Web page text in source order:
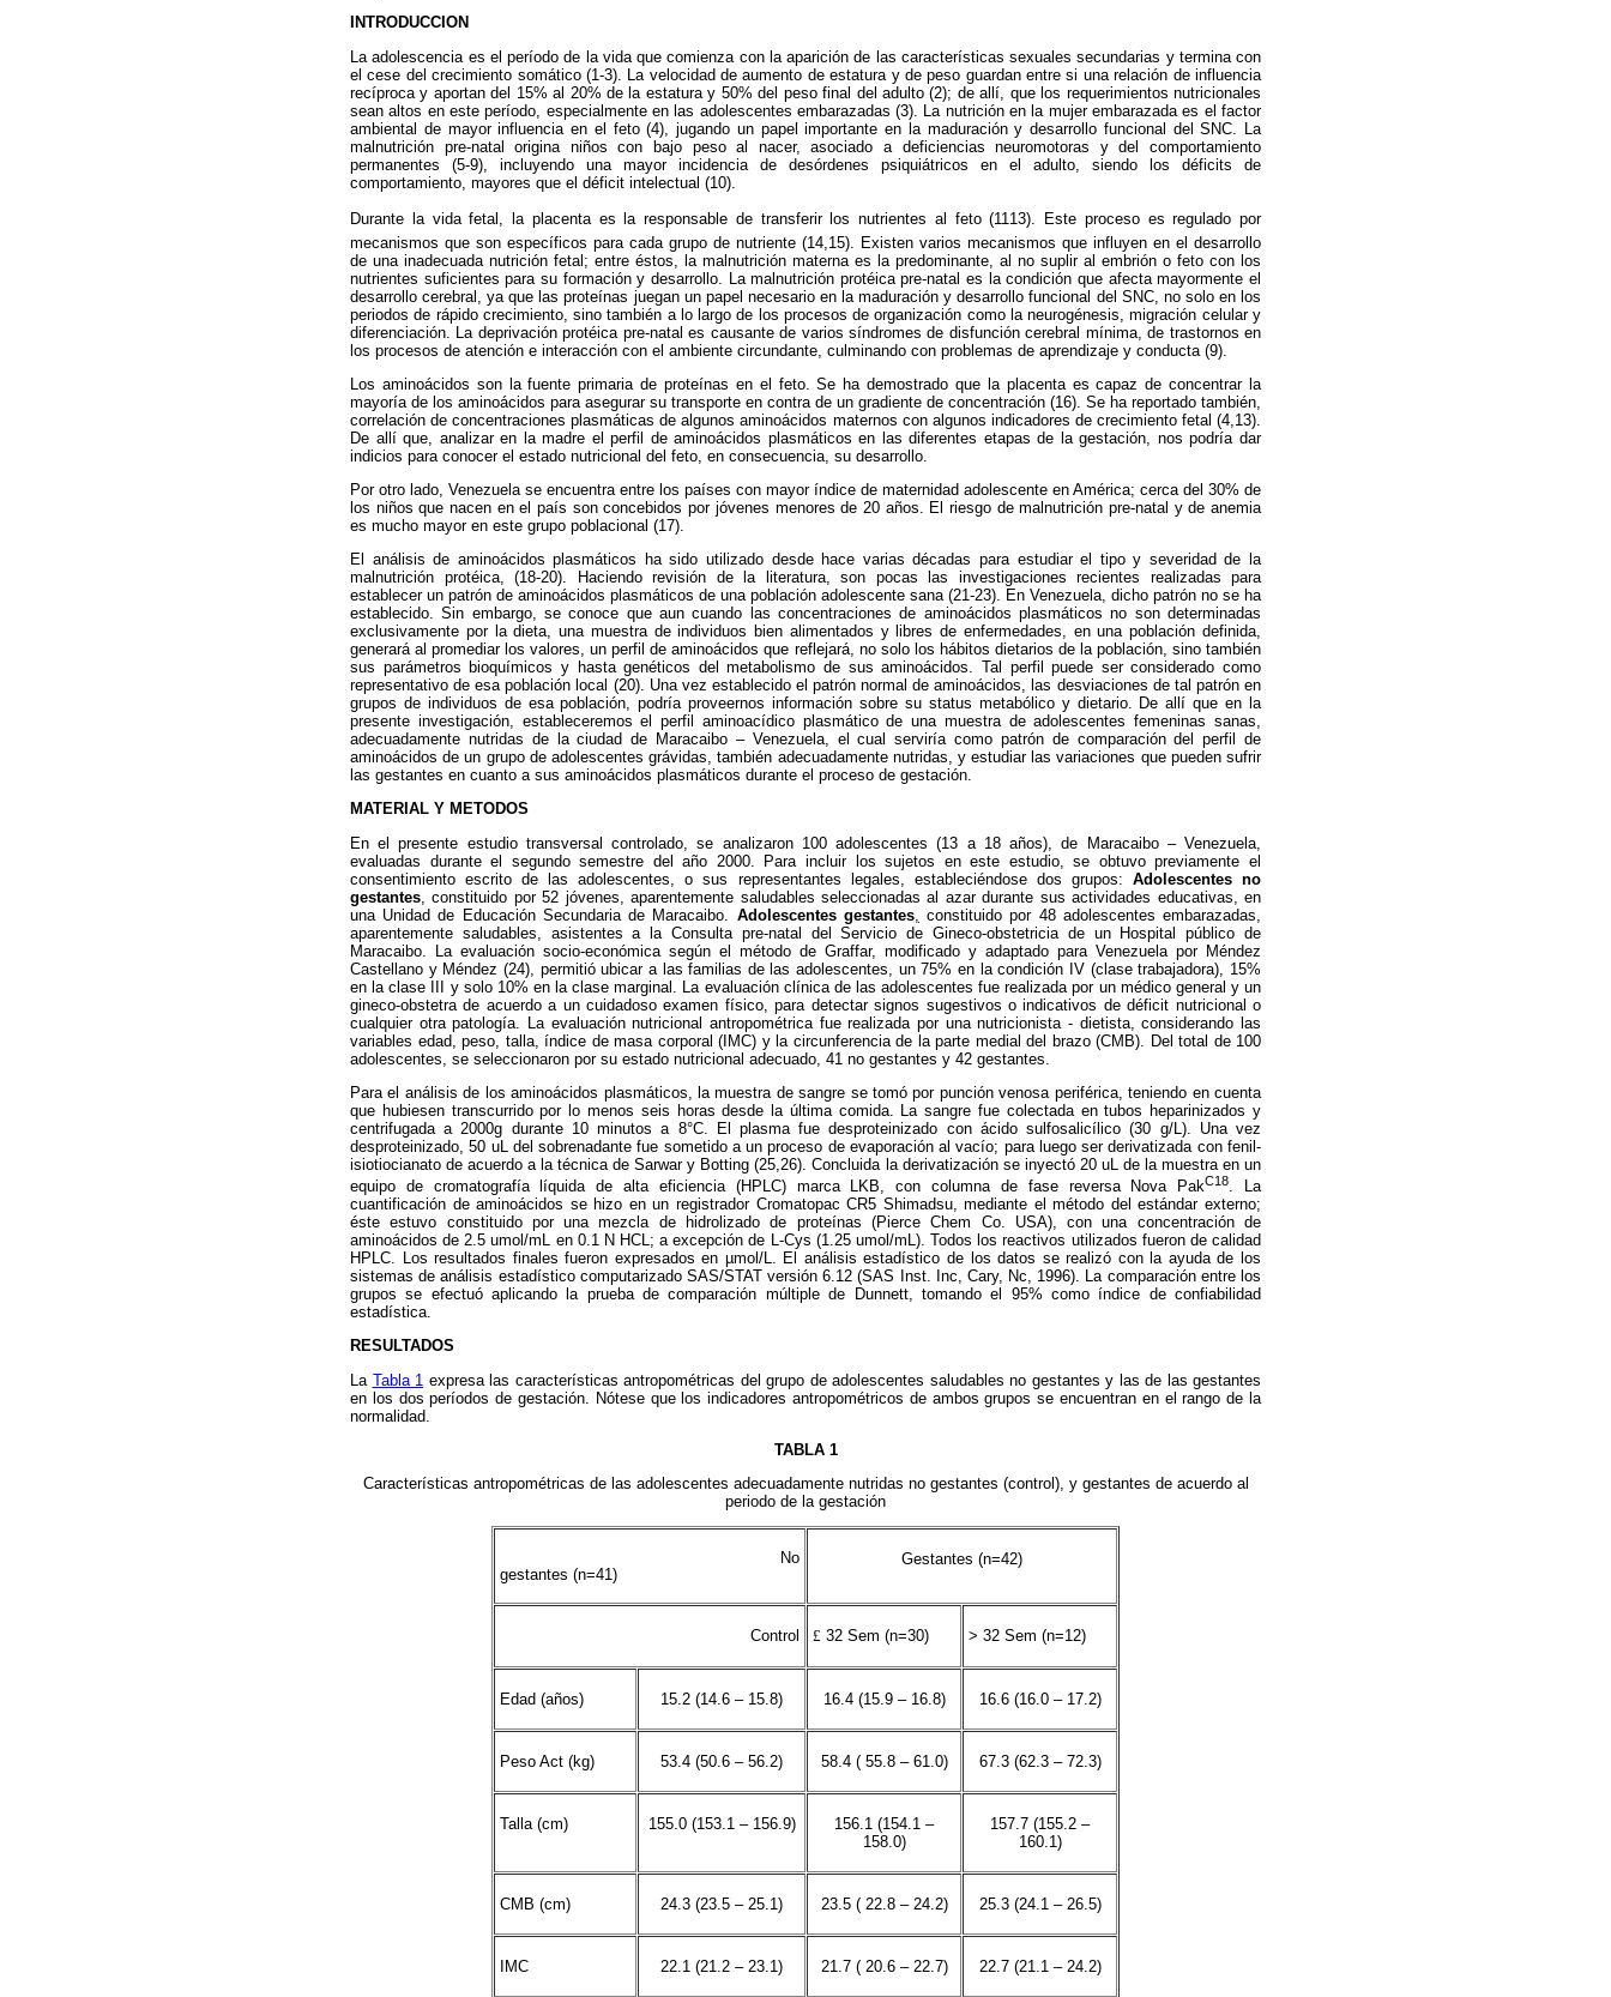
INTRODUCCION
La adolescencia es el período de la vida que comienza con la aparición de las características sexuales secundarias y termina con
el cese del crecimiento somático (1-3). La velocidad de aumento de estatura y de peso guardan entre si una relación de influencia
recíproca y aportan del 15% al 20% de la estatura y 50% del peso final del adulto (2); de allí, que los requerimientos nutricionales
sean altos en este período, especialmente en las adolescentes embarazadas (3). La nutrición en la mujer embarazada es el factor
ambiental de mayor influencia en el feto (4), jugando un papel importante en la maduración y desarrollo funcional del SNC. La
malnutrición pre-natal origina niños con bajo peso al nacer, asociado a deficiencias neuromotoras y del comportamiento
permanentes (5-9), incluyendo una mayor incidencia de desórdenes psiquiátricos en el adulto, siendo los déficits de
comportamiento, mayores que el déficit intelectual (10).
Durante la vida fetal, la placenta es la responsable de transferir los nutrientes al feto (1113). Este proceso es regulado por
mecanismos que son específicos para cada grupo de nutriente (14,15). Existen varios mecanismos que influyen en el desarrollo
de una inadecuada nutrición fetal; entre éstos, la malnutrición materna es la predominante, al no suplir al embrión o feto con los
nutrientes suficientes para su formación y desarrollo. La malnutrición protéica pre-natal es la condición que afecta mayormente el
desarrollo cerebral, ya que las proteínas juegan un papel necesario en la maduración y desarrollo funcional del SNC, no solo en los
periodos de rápido crecimiento, sino también a lo largo de los procesos de organización como la neurogénesis, migración celular y
diferenciación. La deprivación protéica pre-natal es causante de varios síndromes de disfunción cerebral mínima, de trastornos en
los procesos de atención e interacción con el ambiente circundante, culminando con problemas de aprendizaje y conducta (9).
Los aminoácidos son la fuente primaria de proteínas en el feto. Se ha demostrado que la placenta es capaz de concentrar la
mayoría de los aminoácidos para asegurar su transporte en contra de un gradiente de concentración (16). Se ha reportado también,
correlación de concentraciones plasmáticas de algunos aminoácidos maternos con algunos indicadores de crecimiento fetal (4,13).
De allí que, analizar en la madre el perfil de aminoácidos plasmáticos en las diferentes etapas de la gestación, nos podría dar
indicios para conocer el estado nutricional del feto, en consecuencia, su desarrollo.
Por otro lado, Venezuela se encuentra entre los países con mayor índice de maternidad adolescente en América; cerca del 30% de
los niños que nacen en el país son concebidos por jóvenes menores de 20 años. El riesgo de malnutrición pre-natal y de anemia
es mucho mayor en este grupo poblacional (17).
El análisis de aminoácidos plasmáticos ha sido utilizado desde hace varias décadas para estudiar el tipo y severidad de la
malnutrición protéica, (18-20). Haciendo revisión de la literatura, son pocas las investigaciones recientes realizadas para
establecer un patrón de aminoácidos plasmáticos de una población adolescente sana (21-23). En Venezuela, dicho patrón no se ha
establecido. Sin embargo, se conoce que aun cuando las concentraciones de aminoácidos plasmáticos no son determinadas
exclusivamente por la dieta, una muestra de individuos bien alimentados y libres de enfermedades, en una población definida,
generará al promediar los valores, un perfil de aminoácidos que reflejará, no solo los hábitos dietarios de la población, sino también
sus parámetros bioquímicos y hasta genéticos del metabolismo de sus aminoácidos. Tal perfil puede ser considerado como
representativo de esa población local (20). Una vez establecido el patrón normal de aminoácidos, las desviaciones de tal patrón en
grupos de individuos de esa población, podría proveernos información sobre su status metabólico y dietario. De allí que en la
presente investigación, estableceremos el perfil aminoacídico plasmático de una muestra de adolescentes femeninas sanas,
adecuadamente nutridas de la ciudad de Maracaibo – Venezuela, el cual serviría como patrón de comparación del perfil de
aminoácidos de un grupo de adolescentes grávidas, también adecuadamente nutridas, y estudiar las variaciones que pueden sufrir
las gestantes en cuanto a sus aminoácidos plasmáticos durante el proceso de gestación.
MATERIAL Y METODOS
En el presente estudio transversal controlado, se analizaron 100 adolescentes (13 a 18 años), de Maracaibo – Venezuela,
evaluadas durante el segundo semestre del año 2000. Para incluir los sujetos en este estudio, se obtuvo previamente el
consentimiento escrito de las adolescentes, o sus representantes legales, estableciéndose dos grupos: Adolescentes no
gestantes constituido por 52 jóvenes, aparentemente saludables seleccionadas al azar durante sus actividades educativas, en
una Unidad de Educación Secundaria de Maracaibo. Adolescentes gestantes,
constituido por 48 adolescentes embarazadas,
aparentemente saludables, asistentes a la Consulta pre-natal del Servicio de Gineco-obstetricia de un Hospital público de
Maracaibo. La evaluación socio-económica según el método de Graffar, modificado y adaptado para Venezuela por Méndez
Castellano y Méndez (24), permitió ubicar a las familias de las adolescentes, un 75% en la condición IV (clase trabajadora), 15%
en la clase III y solo 10% en la clase marginal. La evaluación clínica de las adolescentes fue realizada por un médico general y un
gineco-obstetra de acuerdo a un cuidadoso examen físico, para detectar signos sugestivos o indicativos de déficit nutricional o
cualquier otra patología. La evaluación nutricional antropométrica fue realizada por una nutricionista - dietista, considerando las
variables edad, peso, talla, índice de masa corporal (IMC) y la circunferencia de la parte medial del brazo (CMB). Del total de 100
adolescentes, se seleccionaron por su estado nutricional adecuado, 41 no gestantes y 42 gestantes.
Para el análisis de los aminoácidos plasmáticos, la muestra de sangre se tomó por punción venosa periférica, teniendo en cuenta
que hubiesen transcurrido por lo menos seis horas desde la última comida. La sangre fue colectada en tubos heparinizados y
centrifugada a 2000g durante 10 minutos a 8°C. El plasma fue desproteinizado con ácido sulfosalicílico (30 g/L). Una vez
desproteinizado, 50 uL del sobrenadante fue sometido a un proceso de evaporación al vacío; para luego ser derivatizada con fenil-
isiotiocianato de acuerdo a la técnica de Sarwar y Botting (25,26). Concluida la derivatización se inyectó 20 uL de la muestra en un
equipo de cromatografía líquida de alta eficiencia (HPLC) marca LKB, con columna de fase reversa Nova PakC18. La
cuantificación de aminoácidos se hizo en un registrador Cromatopac CR5 Shimadsu, mediante el método del estándar externo;
éste estuvo constituido por una mezcla de hidrolizado de proteínas (Pierce Chem Co. USA), con una concentración de
aminoácidos de 2.5 umol/mL en 0.1 N HCL; a excepción de L-Cys (1.25 umol/mL). Todos los reactivos utilizados fueron de calidad
HPLC. Los resultados finales fueron expresados en µmol/L. El análisis estadístico de los datos se realizó con la ayuda de los
sistemas de análisis estadístico computarizado SAS/STAT versión 6.12 (SAS Inst. Inc, Cary, Nc, 1996). La comparación entre los
grupos se efectuó aplicando la prueba de comparación múltiple de Dunnett, tomando el 95% como índice de confiabilidad
estadística.
RESULTADOS
La Tabla 1 expresa las características antropométricas del grupo de adolescentes saludables no gestantes y las de las gestantes
en los dos períodos de gestación. Nótese que los indicadores antropométricos de ambos grupos se encuentran en el rango de la
normalidad.
TABLA 1
Características antropométricas de las adolescentes adecuadamente nutridas no gestantes (control), y gestantes de acuerdo al
periodo de la gestación
No
gestantes (n=41)
Gestantes (n=42)
Control £ 32 Sem (n=30) > 32 Sem (n=12)
Edad (años) 15.2 (14.6 – 15.8) 16.4 (15.9 – 16.8) 16.6 (16.0 – 17.2)
Peso Act (kg) 53.4 (50.6 – 56.2) 58.4 ( 55.8 – 61.0) 67.3 (62.3 – 72.3)
Talla (cm) 155.0 (153.1 – 156.9)
156.1 (154.1 –
158.0)
157.7 (155.2 –
160.1)
CMB (cm) 24.3 (23.5 – 25.1) 23.5 ( 22.8 – 24.2) 25.3 (24.1 – 26.5)
IMC 22.1 (21.2 – 23.1) 21.7 ( 20.6 – 22.7) 22.7 (21.1 – 24.2)